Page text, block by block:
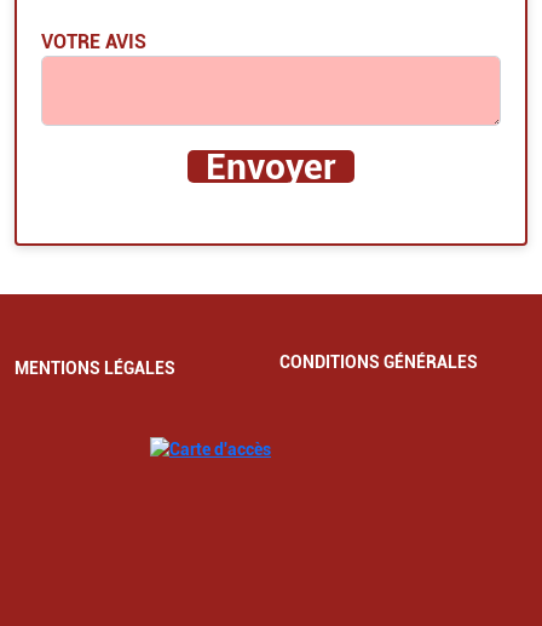
VOTRE AVIS
MENTIONS LÉGALES CONDITIONS GÉNÉRALES